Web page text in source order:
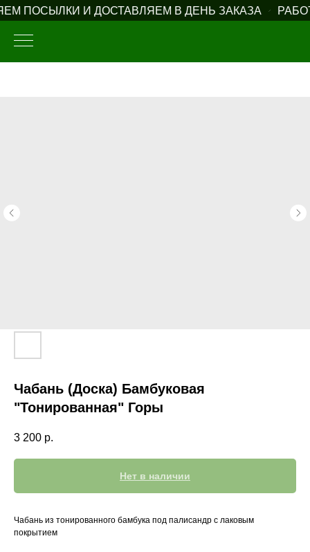
ПОСЫЛКИ И ДОСТАВЛЯЕМ В ДЕНЬ ЗАКАЗА
Чабань (Доска) Бамбуковая
"Тонированная" Горы
3 200 р.
Нет в наличии
Чабань из тонированного бамбука под палисандр с лаковым
покрытием